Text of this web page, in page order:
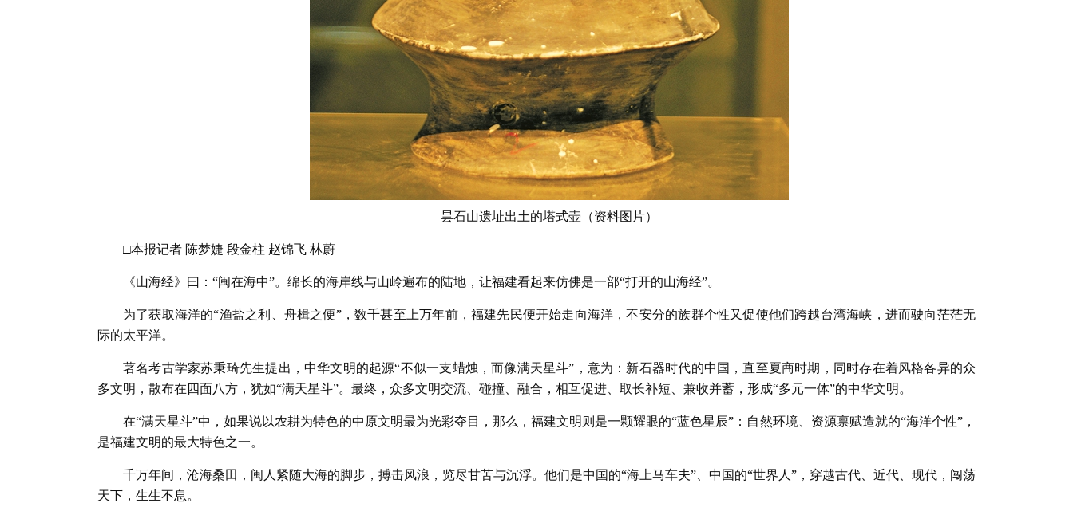
昙石山遗址出土的塔式壶（资料图片）
□本报记者 陈梦婕 段金柱 赵锦飞 林蔚
《山海经》曰：“闽在海中”。绵长的海岸线与山岭遍布的陆地，让福建看起来仿佛是一部“打开的山海经”。
为了获取海洋的“渔盐之利、舟楫之便”，数千甚至上万年前，福建先民便开始走向海洋，不安分的族群个性又促使他们跨越台湾海峡，进而驶向茫茫无
际的太平洋。
著名考古学家苏秉琦先生提出，中华文明的起源“不似一支蜡烛，而像满天星斗”，意为：新石器时代的中国，直至夏商时期，同时存在着风格各异的众
多文明，散布在四面八方，犹如“满天星斗”。最终，众多文明交流、碰撞、融合，相互促进、取长补短、兼收并蓄，形成“多元一体”的中华文明。
在“满天星斗”中，如果说以农耕为特色的中原文明最为光彩夺目，那么，福建文明则是一颗耀眼的“蓝色星辰”：自然环境、资源禀赋造就的“海洋个性”，
是福建文明的最大特色之一。
千万年间，沧海桑田，闽人紧随大海的脚步，搏击风浪，览尽甘苦与沉浮。他们是中国的“海上马车夫”、中国的“世界人”，穿越古代、近代、现代，闯荡
天下，生生不息。